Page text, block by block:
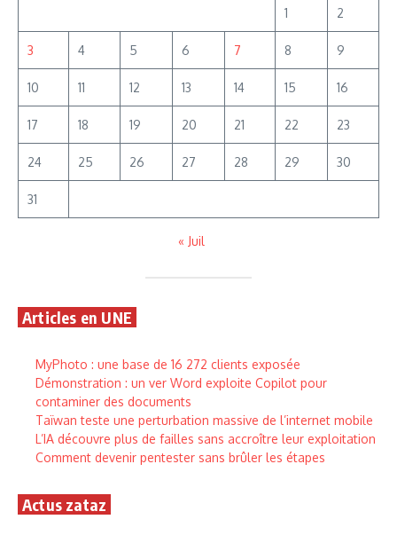
1 2
3 4 5 6 7 8 9
10 11 12 13 14 15 16
17 18 19 20 21 22 23
24 25 26 27 28 29 30
31
« Juil
Articles en UNE
MyPhoto : une base de 16 272 clients exposée
Démonstration : un ver Word exploite Copilot pour
contaminer des documents
Taïwan teste une perturbation massive de l’internet mobile
L’IA découvre plus de failles sans accroître leur exploitation
Comment devenir pentester sans brûler les étapes
Actus zataz